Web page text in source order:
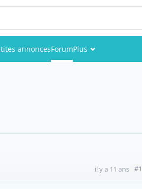
annoncesForumPlus
il y a 11 ans #1